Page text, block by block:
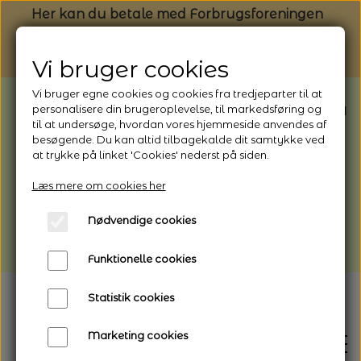
Her kan du betale med Forbrugsforeningen
BEMÆRK: Butikken har ferielukket* fra
1/8 - 9/8 - 2026
*Webshoppen er åben og sender hele
afhentning
Vi gør opmærksom på, at der kan være lidt
længere leveringstid
Vi bruger cookies
Vi bruger egne cookies og cookies fra tredjeparter til at
personalisere din brugeroplevelse, til markedsføring og
til at undersøge, hvordan vores hjemmeside anvendes af
besøgende. Du kan altid tilbagekalde dit samtykke ved
at trykke på linket 'Cookies' nederst på siden.
Læs mere om cookies her
Nødvendige cookies
Funktionelle cookies
Statistik cookies
Marketing cookies